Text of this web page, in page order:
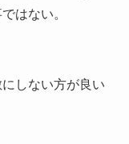
はない。
しない方が良い